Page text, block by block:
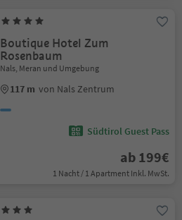
Boutique Hotel Zum
Rosenbaum
Nals, Meran und Umgebung
117 m von Nals Zentrum
Südtirol Guest Pass
ab 199€
1 Nacht / 1 Apartment Inkl. MwSt.